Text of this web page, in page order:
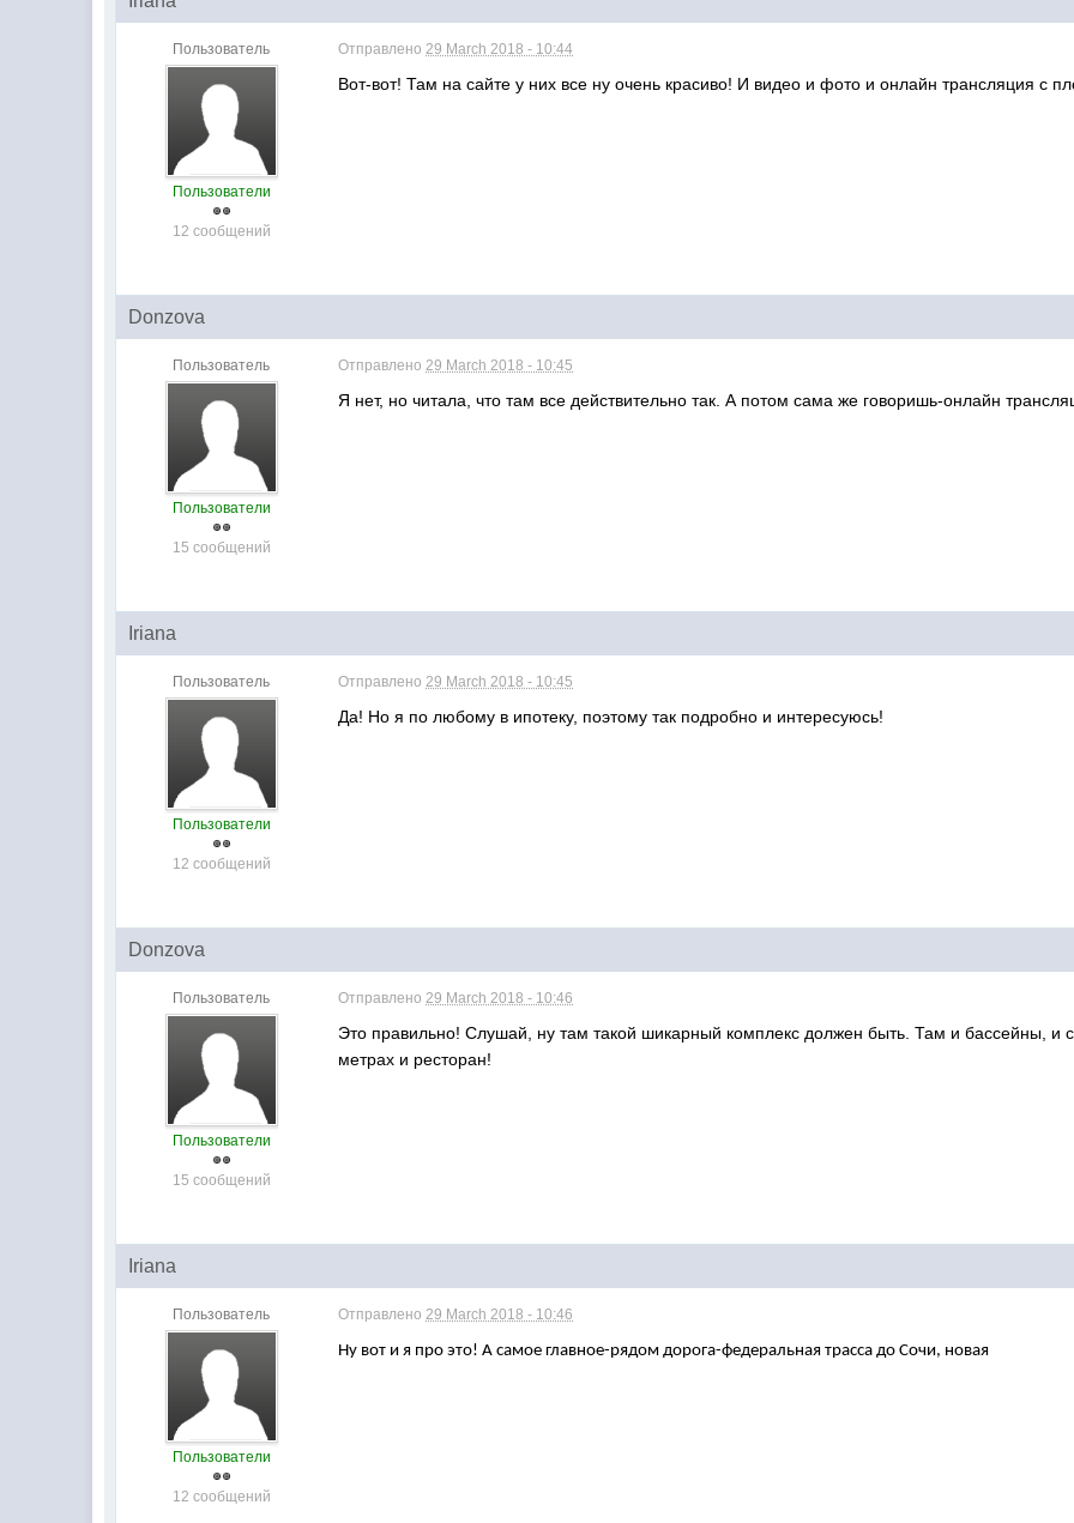
Пользователь
Пользователи
12 сообщений
Отправлено29 March 2018 - 10:44
Вот-вот! Там на сайте у них все ну очень красиво! И видео и фото и онлайн трансляция с
Donzova
Пользователь
Пользователи
15 сообщений
Отправлено29 March 2018 - 10:45
Я нет, но читала, что там все действительно так. А потом сама же говоришь-онлайн
Iriana
Пользователь
Пользователи
12 сообщений
Отправлено29 March 2018 - 10:45
Да! Но я по любому в ипотеку, поэтому так подробно и интересуюсь!
Donzova
Пользователь
Пользователи
15 сообщений
Отправлено29 March 2018 - 10:46
Это правильно! Слушай, ну там такой шикарный комплекс должен быть. Там и бассейны, и
метрах и ресторан!
Iriana
Пользователь
Пользователи
12 сообщений
Отправлено29 March 2018 - 10:46
Ну вот и я про это! А самое главное-рядом дорога-федеральная трасса до Сочи, новая